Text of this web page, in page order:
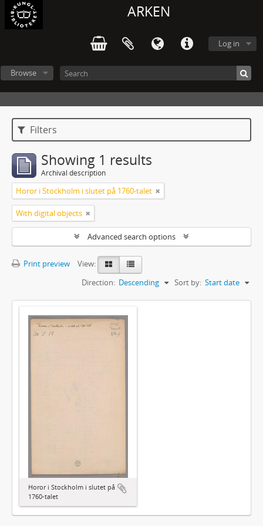
ARKEN
Log in
Browse
Filters
Showing 1 results
Archival description
Horor i Stockholm i slutet på 1760-talet
With digital objects
Advanced search options
Print preview
View:
Sort by: Start date
Direction: Descending
Horor i Stockholm i slutet på
1760-talet